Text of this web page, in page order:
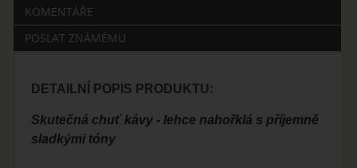
KOMENTÁŘE
POSLAT ZNÁMÉMU
DETAILNÍ POPIS PRODUKTU:
Skutečná chuť kávy - lehce nahořklá s příjemně
sladkými tóny